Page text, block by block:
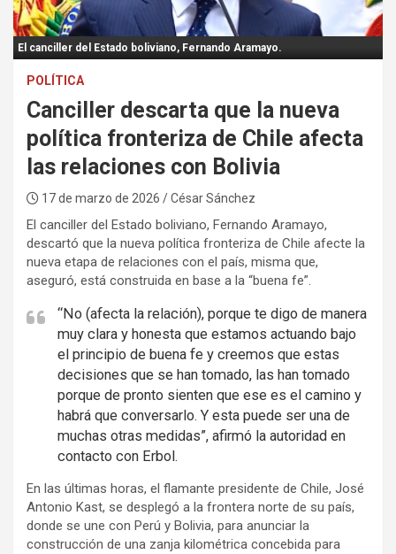
El canciller del Estado boliviano, Fernando Aramayo.
POLÍTICA
Canciller descarta que la nueva
política fronteriza de Chile afecta
las relaciones con Bolivia
17 de marzo de 2026 / César Sánchez
El canciller del Estado boliviano, Fernando Aramayo,
descartó que la nueva política fronteriza de Chile afecte la
nueva etapa de relaciones con el país, misma que,
aseguró, está construida en base a la “buena fe”.
“No (afecta la relación), porque te digo de manera
muy clara y honesta que estamos actuando bajo
el principio de buena fe y creemos que estas
decisiones que se han tomado, las han tomado
porque de pronto sienten que ese es el camino y
habrá que conversarlo. Y esta puede ser una de
muchas otras medidas”, afirmó la autoridad en
contacto con Erbol.
En las últimas horas, el flamante presidente de Chile, José
Antonio Kast, se desplegó a la frontera norte de su país,
donde se une con Perú y Bolivia, para anunciar la
construcción de una zanja kilométrica concebida para